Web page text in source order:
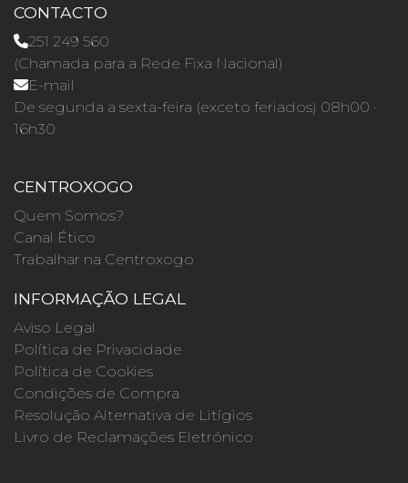
CONTACTO
251 249 560
(Chamada para a Rede Fixa Nacional)
E-mail
De segunda a sexta-feira (exceto feriados) 08h00 ·
16h30
CENTROXOGO
Quem Somos?
Canal Ético
Trabalhar na Centroxogo
INFORMAÇÃO LEGAL
Aviso Legal
Política de Privacidade
Política de Cookies
Condições de Compra
Resolução Alternativa de Litígios
Livro de Reclamações Eletrónico